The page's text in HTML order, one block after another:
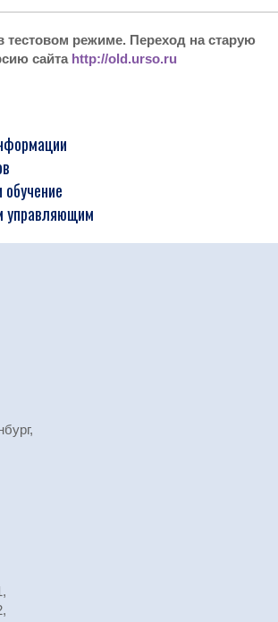
тестовом режиме. Переход на старую
сайта http://old.urso.ru
управляющим
,
,